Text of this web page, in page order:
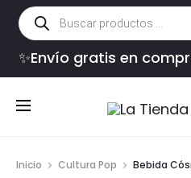
Búsqueda
de
productos
✨Envío gratis en
Inicio Cultura Pop Bebida